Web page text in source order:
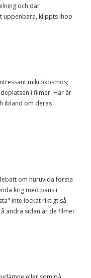
och där
uppenbara, klippts ihop
mikrokosmos;
i filmer. Här är
ibland om deras
om huruvida första
krig med paus i
inte lockat riktigt så
andra sidan är de filmer